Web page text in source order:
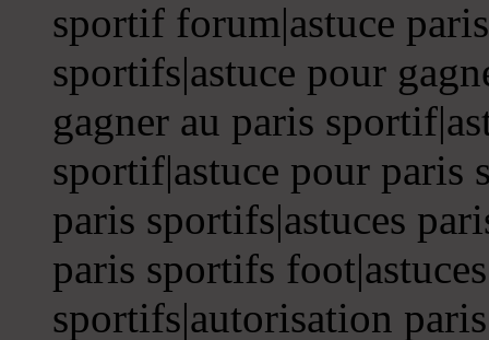
sportif forum|astuce
sportifs|astuce pour
gagner au paris
sportif|astuce pour paris
paris sportifs|astuces
paris sportifs
sportifs|autorisation